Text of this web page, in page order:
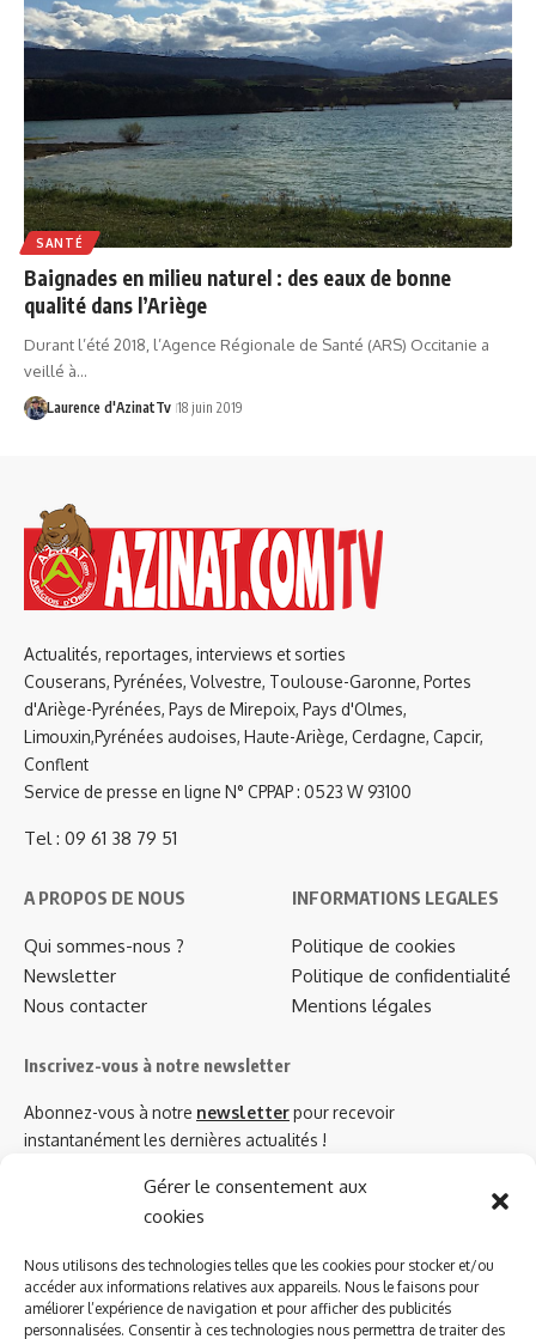
Gérer le consentement aux
cookies
Nous utilisons des technologies telles que les cookies pour stocker et/ou
accéder aux informations relatives aux appareils. Nous le faisons pour
améliorer l’expérience de navigation et pour afficher des publicités
personnalisées. Consentir à ces technologies nous permettra de traiter des
SANTÉ
Baignades en milieu naturel : des eaux de bonne
qualité dans l’Ariège
Durant l’été 2018, l’Agence Régionale de Santé (ARS) Occitanie a
veillé à…
Laurence d'AzinatTv 18 juin 2019
Actualités, reportages, interviews et sorties
Couserans, Pyrénées, Volvestre, Toulouse-Garonne, Portes
d'Ariège-Pyrénées, Pays de Mirepoix, Pays d'Olmes,
Limouxin,Pyrénées audoises, Haute-Ariège, Cerdagne, Capcir,
Conflent
Service de presse en ligne N° CPPAP : 0523 W 93100
Tel : 09 61 38 79 51
A PROPOS DE NOUS
Qui sommes-nous ?
Newsletter
Nous contacter
INFORMATIONS LEGALES
Politique de cookies
Politique de confidentialité
Mentions légales
Inscrivez-vous à notre newsletter
Abonnez-vous à notre newsletterpour recevoir
instantanément les dernières actualités !
Azinat.com TV soutient